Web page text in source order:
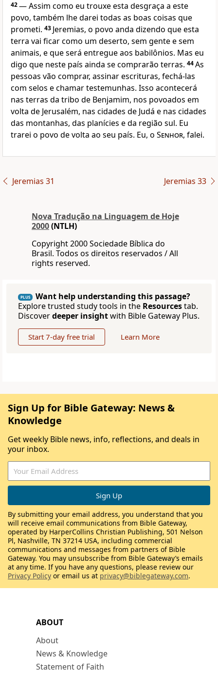
42— Assim como eu trouxe esta desgraça a este
povo, também lhe darei todas as boas coisas que
prometi. 43 Jeremias, o povo anda dizendo que esta
terra vai ficar como um deserto, sem gente e sem
animais, e que será entregue aos babilônios. Mas eu
digo que neste país ainda se comprarão terras. 44As
pessoas vão comprar, assinar escrituras, fechá-las
com selos e chamar testemunhas. Isso acontecerá
nas terras da tribo de Benjamim, nos povoados em
volta de Jerusalém, nas cidades de Judá e nas cidades
das montanhas, das planícies e da região sul. Eu
trarei o povo de volta ao seu país. Eu, o Senhor, falei.
Jeremias 31 Jeremias 33
Nova Traduҫão na Linguagem de Hoje
2000(NTLH)
Copyright 2000 Sociedade Bíblica do
Brasil. Todos os direitos reservados / All
rights reserved.
PLUS
Want help understanding this passage?
Explore trusted study tools in the Resourcestab.
Discoverdeeper insightwith Bible Gateway Plus.
Start 7-day free trial Learn More
ABOUT
About
News & Knowledge
Statement of Faith
Sign Up for Bible Gateway: News &
Knowledge
Get weekly Bible news, info, reflections, and deals in
your inbox.
By submitting your email address, you understand that you
will receive email communications from Bible Gateway,
operated by HarperCollins Christian Publishing, 501 Nelson
Pl, Nashville, TN 37214 USA, including commercial
communications and messages from partners of Bible
Gateway. You may unsubscribe from Bible Gateway’s emails
at any time. If you have any questions, please review our
Privacy Policy or email us at privacy@biblegateway.com.